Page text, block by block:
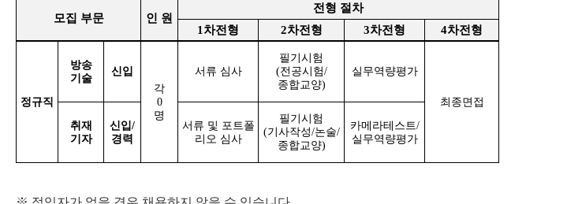
모집 부문 인 원
전형 절차
1 차전형 2차전형 3차전형 4차전형
정규직
방송
기술
신입
각
0
명
서류 심사
필기시험
(전공시험/
종합교양)
실무역량평가
최종면접
취재
기자
신입/
경력
서류 및 포트폴
리오 심사
필기시험
(기사작성/논술/
종합교양)
카메라테스트/
실무역량평가